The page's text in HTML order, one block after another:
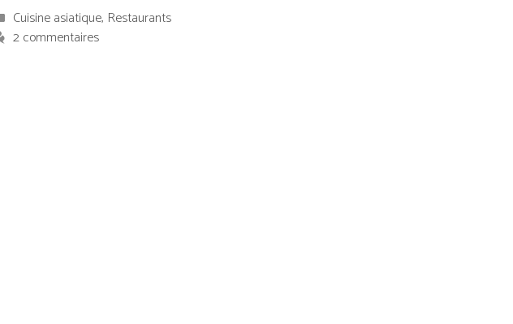
Catégories
Cuisine asiatique, Restaurants
2 commentaires